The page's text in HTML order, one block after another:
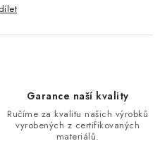
Garance naší kvality
Ručíme za kvalitu našich výrobků
vyrobených z certifikovaných
materiálů.